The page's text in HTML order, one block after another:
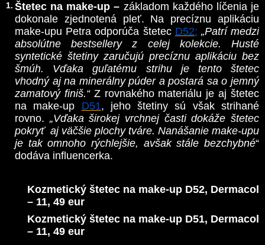
Štetec na make-up – základom každého líčenia je
dokonale zjednotená pleť. Na precíznu aplikáciu
make-upu Petra odporúča štetec D52: „Patrí medzi
absolútne bestsellery z celej kolekcie. Husté
syntetické štetiny zaručujú precíznu aplikáciu bez
šmúh. Vďaka guľatému strihu je tento štetec
vhodný aj na minerálny púder a postará sa o jemný
zamatový finiš.“Z rovnakého materiálu je aj štetec
na make-up D51, jeho štetiny sú však strihané
rovno. „Vďaka širokej vrchnej časti dokáže štetec
pokryť aj väčšie plochy tváre. Nanášanie make-upu
je tak omnoho rýchlejšie, avšak stále bezchybné“
dodáva influencerka.
Kozmetický štetec na make-up D52, Dermacol
– 11, 49 eur
Kozmetický štetec na make-up D51, Dermacol
– 11, 49 eur